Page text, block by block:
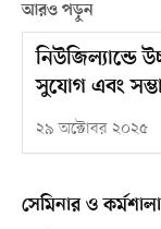
আরও পড়ুন
নিউজিল্যান্ডে
সুযোগ এবং
২৯ অক্টোবর ২০২৫
সেমিনার ও কর্মশালা